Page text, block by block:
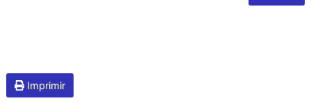
Imprimir